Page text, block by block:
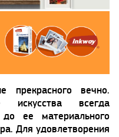
прекрасного вечно.
искусства всегда
ее материального
Для удовлетворения